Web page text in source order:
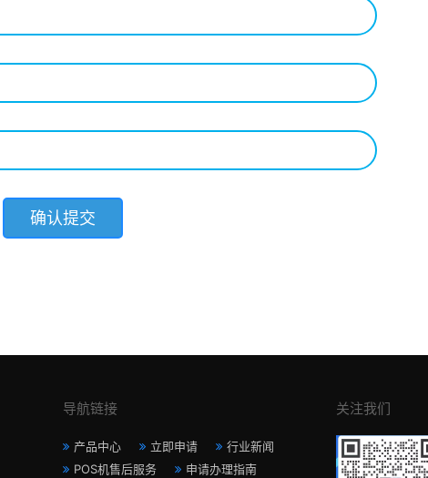
导航链接
产品中心 立即申请
行业新闻
POS机售后服务
申请办理指南
关注我们